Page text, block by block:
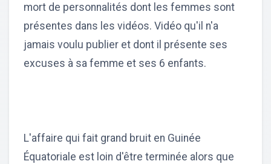
mort de personnalités dont les femmes sont
présentes dans les vidéos. Vidéo qu'il n'a
jamais voulu publier et dont il présente ses
excuses à sa femme et ses 6 enfants.
L'affaire qui fait grand bruit en Guinée
Équatoriale est loin d'être terminée alors que